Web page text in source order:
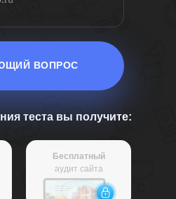
теста вы получите:
Бесплатный
аудит сайта
ВОПРОС